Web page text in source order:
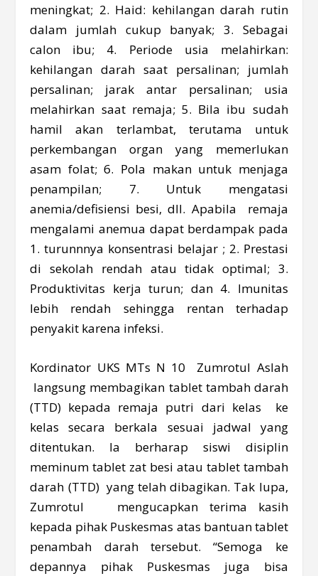
meningkat; 2. Haid: kehilangan darah rutin
dalam jumlah cukup banyak; 3. Sebagai
calon ibu; 4. Periode usia melahirkan:
kehilangan darah saat persalinan; jumlah
persalinan; jarak antar persalinan; usia
melahirkan saat remaja; 5. Bila ibu sudah
hamil akan terlambat, terutama untuk
perkembangan organ yang memerlukan
asam folat; 6. Pola makan untuk menjaga
penampilan; 7. Untuk mengatasi
anemia/defisiensi besi, dll. Apabila remaja
mengalami anemua dapat berdampak pada
1. turunnnya konsentrasi belajar ; 2. Prestasi
di sekolah rendah atau tidak optimal; 3.
Produktivitas kerja turun; dan 4. Imunitas
lebih rendah sehingga rentan terhadap
penyakit karena infeksi.
Kordinator UKS MTs N 10 Zumrotul Aslah
langsung membagikan tablet tambah darah
(TTD) kepada remaja putri dari kelas ke
kelas secara berkala sesuai jadwal yang
ditentukan. Ia berharap siswi disiplin
meminum tablet zat besi atau tablet tambah
darah (TTD) yang telah dibagikan. Tak lupa,
Zumrotul mengucapkan terima kasih
kepada pihak Puskesmas atas bantuan tablet
penambah darah tersebut. “Semoga ke
depannya pihak Puskesmas juga bisa